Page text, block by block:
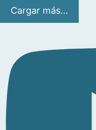
Cargar más...